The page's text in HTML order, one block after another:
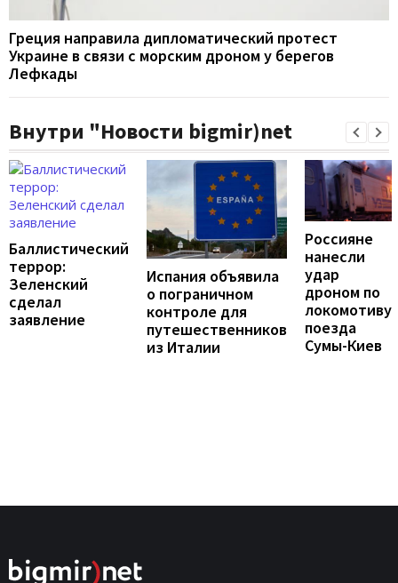
Греция направила дипломатический протест
Украине в связи с морским дроном у берегов
Лефкады
Внутри "Новости bigmir)net
Баллистический
террор:
Зеленский
сделал
заявление
Испания объявила
о пограничном
контроле для
путешественников
из Италии
Россияне
нанесли
удар
дроном по
локомотиву
поезда
Сумы-Киев